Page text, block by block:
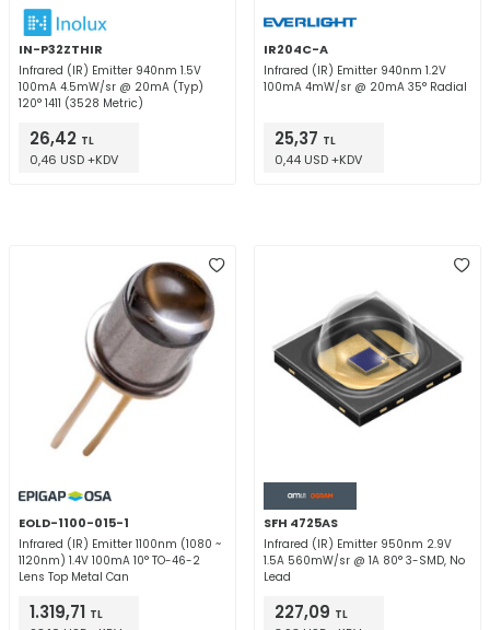
IN-P32ZTHIR
Infrared (IR) Emitter 940nm 1.5V
100mA 4.5mW/sr @ 20mA (Typ)
120° 1411 (3528 Metric)
26,42 TL
0,46 USD +KDV
IR204C-A
Infrared (IR) Emitter 940nm 1.2V
100mA 4mW/sr @ 20mA 35° Radial
25,37 TL
0,44 USD +KDV
EOLD-1100-015-1
Infrared (IR) Emitter 1100nm (1080 ~
1120nm) 1.4V 100mA 10° TO-46-2
Lens Top Metal Can
1.319,71 TL
SFH 4725AS
Infrared (IR) Emitter 950nm 2.9V
1.5A 560mW/sr @ 1A 80° 3-SMD, No
Lead
227,09 TL